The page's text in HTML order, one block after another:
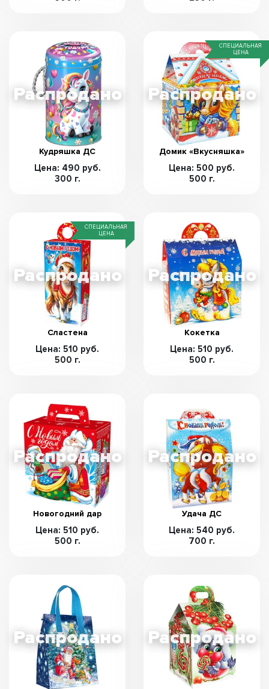
Кудряшка ДС
Цена: 490 руб.
300 г.
СПЕЦИАЛЬНАЯ
ЦЕНА
Домик «Вкусняшка»
Цена: 500 руб.
500 г.
СПЕЦИАЛЬНАЯ
ЦЕНА
Сластена
Цена: 510 руб.
500 г.
Кокетка
Цена: 510 руб.
500 г.
Новогодний дар
Цена: 510 руб.
500 г.
Удача ДС
Цена: 540 руб.
700 г.